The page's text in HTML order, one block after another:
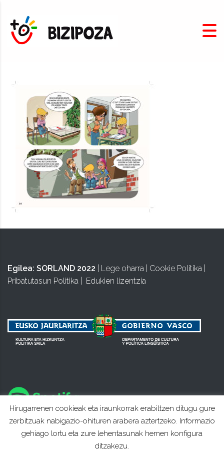
Egilea: SORLAND 2022 Lege oharra Cookie Politika
Pribatutasun Politika
Edukien lizentzia
Hirugarrenen cookieak eta iraunkorrak erabiltzen ditugu gure
zerbitzuak nabigazio-ohituren arabera aztertzeko. Informazio
gehiago lortu eta zure lehentasunak hemen konfigura
ditzakezu.